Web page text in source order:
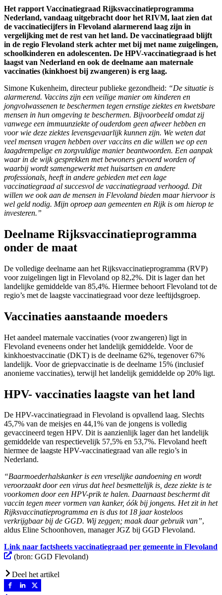
Het rapport Vaccinatiegraad Rijksvaccinatieprogramma
Nederland, vandaag uitgebracht door het RIVM, laat zien dat
de vaccinatiecijfers in Flevoland alarmerend laag zijn in
vergelijking met de rest van het land. De vaccinatiegraad blijft
in de regio Flevoland sterk achter met bij met name zuigelingen,
schoolkinderen en adolescenten. De HPV-vaccinatiegraad is het
laagst van Nederland en ook de deelname aan maternale
vaccinaties (kinkhoest bij zwangeren) is erg laag.
Simone Kukenheim, directeur publieke gezondheid: “De situatie is
alarmerend. Vaccins zijn een veilige manier om kinderen en
jongvolwassenen te beschermen tegen ernstige ziektes en kwetsbare
mensen in hun omgeving te beschermen. Bijvoorbeeld omdat zij
vanwege een immuunziekte of ouderdom geen afweer hebben en
voor wie deze ziektes levensgevaarlijk kunnen zijn. We weten dat
veel mensen vragen hebben over vaccins en die willen we op een
laagdrempelige en zorgvuldige manier beantwoorden. Een aanpak
waar in de wijk gesprekken met bewoners gevoerd worden of
waarbij wordt samengewerkt met huisartsen en andere
professionals, heeft in andere gebieden met een lage
vaccinatiegraad al succesvol de vaccinatiegraad verhoogd. Dit
willen we ook aan de mensen in Flevoland bieden maar hiervoor is
wel geld nodig. Mijn oproep aan gemeenten en Rijk is om hierop te
investeren.”
Deelname Rijksvaccinatieprogramma
onder de maat
De volledige deelname aan het Rijksvaccinatieprogramma (RVP)
voor zuigelingen ligt in Flevoland op 82,2%. Dit is lager dan het
landelijke gemiddelde van 85,4%. Hiermee behoort Flevoland tot de
regio’s met de laagste vaccinatiegraad voor deze leeftijdsgroep.
Vaccinaties aanstaande moeders
Het aandeel maternale vaccinaties (voor zwangeren) ligt in
Flevoland eveneens onder het landelijk gemiddelde. Voor de
kinkhoestvaccinatie (DKT) is de deelname 62%, tegenover 67%
landelijk. Voor de griepvaccinatie is de deelname 15% (inclusief
anonieme vaccinaties), terwijl het landelijk gemiddelde op 20% ligt.
HPV- vaccinaties laagste van het land
De HPV-vaccinatiegraad in Flevoland is opvallend laag. Slechts
45,7% van de meisjes en 44,1% van de jongens is volledig
gevaccineerd tegen HPV. Dit is aanzienlijk lager dan het landelijk
gemiddelde van respectievelijk 57,5% en 53,7%. Flevoland heeft
hiermee de laagste HPV-vaccinatiegraad van alle regio’s in
Nederland.
“Baarmoederhalskanker is een vreselijke aandoening en wordt
veroorzaakt door een virus dat heel besmettelijk is, deze ziekte is te
voorkomen door een HPV-prik te halen. Daarnaast beschermt dit
vaccin tegen meer vormen van kanker, óók bij jongens. Het zit in het
Rijksvaccinatieprogramma en is dus tot 18 jaar kosteloos
verkrijgbaar bij de GGD. Wij zeggen; maak daar gebruik van”,
aldus Eline Schoonhoven, manager JGZ bij GGD Flevoland.
Link naar factsheets vaccinatiegraad per gemeente in Flevoland
(bron: GGD Flevoland)
Deel het artikel